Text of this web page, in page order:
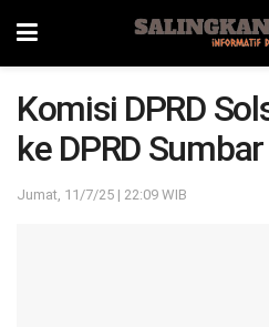
Komisi DPRD
ke DPRD Sumbar
Jumat, 11/7/25 | 22:09 WIB